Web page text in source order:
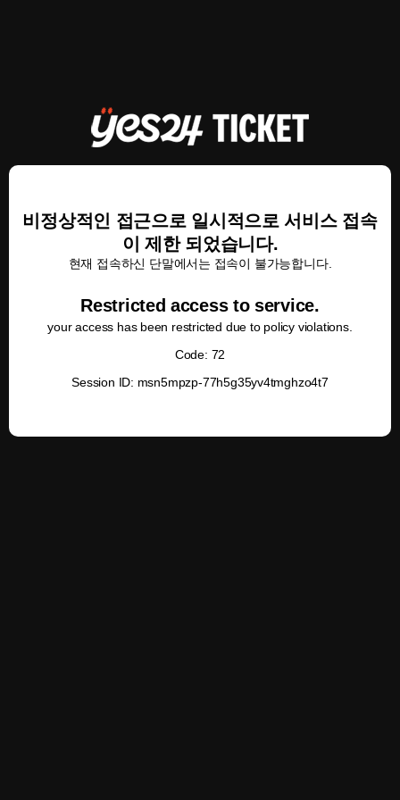
비정상적인 접근으로 일시적으로 서비스 접속
이 제한 되었습니다.
현재 접속하신 단말에서는 접속이 불가능합니다.
Restricted access to service.
your access has been restricted due to policy violations.
Code: 72
Session ID: msn5mpzp-77h5g35yv4tmghzo4t7